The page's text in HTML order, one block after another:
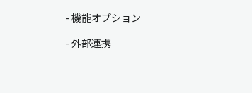
機能オプション
外部連携